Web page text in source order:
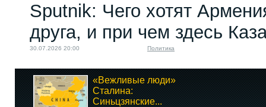
Sputnik: Чего хотят
друга, и при чем здесь
30.07.2026 20:00 Политика
«Вежливые люди»
Сталина:
Синьцзянские...